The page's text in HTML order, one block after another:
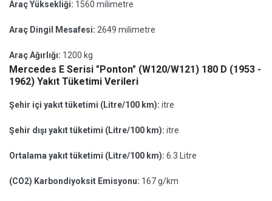
Araç Yüksekliği: 1560 milimetre
Araç Dingil Mesafesi: 2649 milimetre
Araç Ağırlığı: 1200 kg
Mercedes E Serisi "Ponton" (W120/W121) 180 D (1953 -
1962) Yakıt Tüketimi Verileri
Şehir içi yakıt tüketimi (Litre/100 km): itre
Şehir dışı yakıt tüketimi (Litre/100 km): itre
Ortalama yakıt tüketimi (Litre/100 km): 6.3 Litre
(CO2) Karbondiyoksit Emisyonu: 167 g/km